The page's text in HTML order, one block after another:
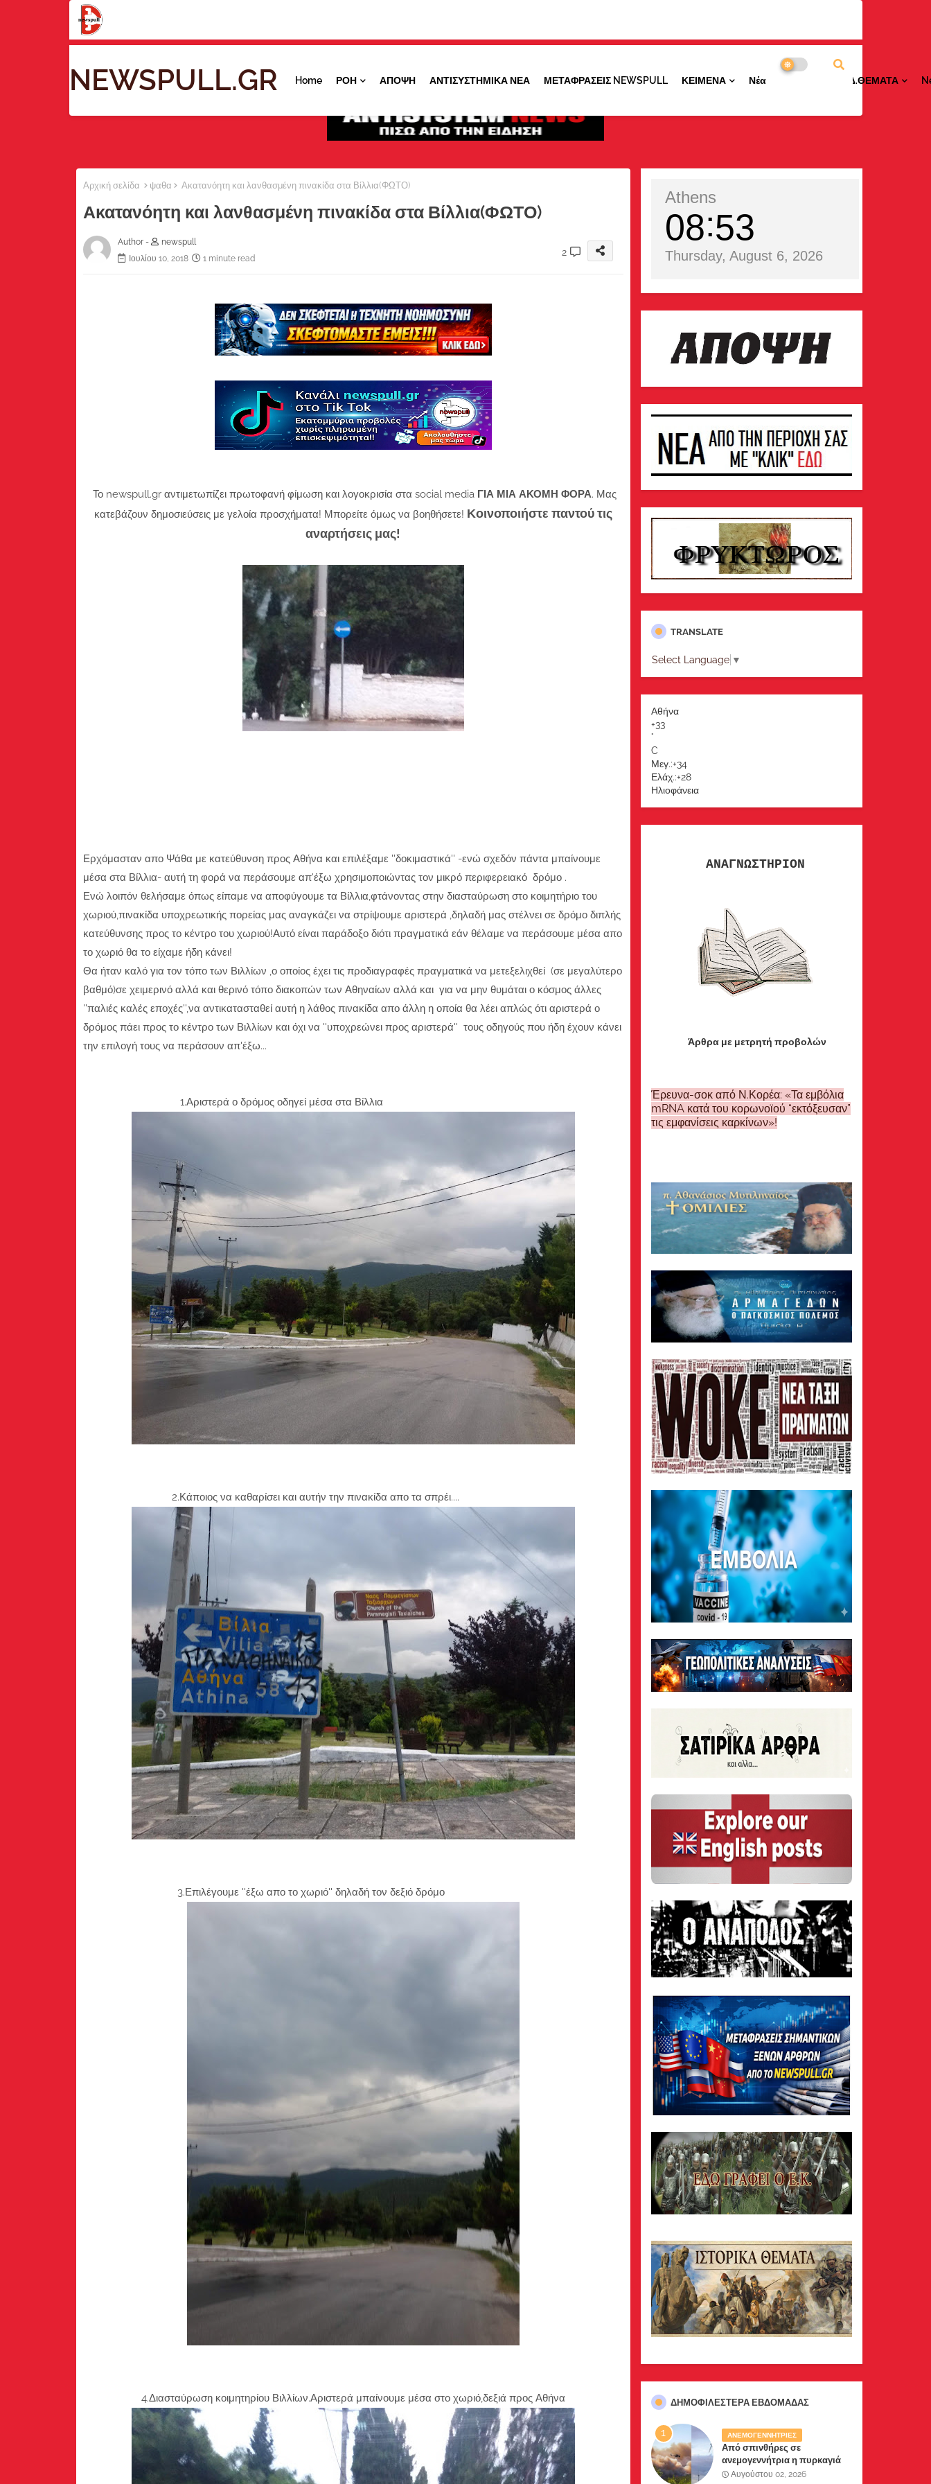
NEWSPULL.GR Home ΡΟΗ ΑΠΟΨΗ ΑΝΤΙΣΥΣΤΗΜΙΚΑ ΝΕΑ ΜΕΤΑΦΡΑΣΕΙΣ NEWSPULL ΚΕΙΜΕΝΑ ΝέαΠΕΡΙΟΧΩΝ ΕΙΔ.ΘΕΜΑΤΑ
Αρχική σελίδα ψαθα Ακατανόητη και λανθασμένη πινακίδα στα Βίλλια(ΦΩΤΟ)
Ακατανόητη και λανθασμένη πινακίδα στα Βίλλια(ΦΩΤΟ)
Author -
newspull
Ιουλίου 10, 2018
1 minute read
2
Το newspull.gr αντιμετωπίζει πρωτοφανή φίμωση και λογοκρισία στα social media ΓΙΑ ΜΙΑ ΑΚΟΜΗ ΦΟΡΑ. Μας
κατεβάζουν δημοσιεύσεις με γελοία προσχήματα! Μπορείτε όμως να βοηθήσετε! Κοινοποιήστε παντού τις
αναρτήσεις μας!
Ερχόμασταν απο Ψάθα με κατεύθυνση προς Αθήνα και επιλέξαμε ''δοκιμαστικά'' -ενώ σχεδόν πάντα μπαίνουμε
μέσα στα Βίλλια- αυτή τη φορά να περάσουμε απ'έξω χρησιμοποιώντας τον μικρό περιφερειακό δρόμο .
Ενώ λοιπόν θελήσαμε όπως είπαμε να αποφύγουμε τα Βίλλια,φτάνοντας στην διασταύρωση στο κοιμητήριο του
χωριού,πινακίδα υποχρεωτικής πορείας μας αναγκάζει να στρίψουμε αριστερά ,δηλαδή μας στέλνει σε δρόμο διπλής
κατεύθυνσης προς το κέντρο του χωριού!Αυτό είναι παράδοξο διότι πραγματικά εάν θέλαμε να περάσουμε μέσα απο
το χωριό θα το είχαμε ήδη κάνει!
Θα ήταν καλό για τον τόπο των Βιλλίων ,ο οποίος έχει τις προδιαγραφές πραγματικά να μετεξελιχθεί (σε μεγαλύτερο
βαθμό)σε χειμερινό αλλά και θερινό τόπο διακοπών των Αθηναίων αλλά και για να μην θυμάται ο κόσμος άλλες
''παλιές καλές εποχές'',να αντικατασταθεί αυτή η λάθος πινακίδα απο άλλη η οποία θα λέει απλώς ότι αριστερά ο
δρόμος πάει προς το κέντρο των Βιλλίων και όχι να ''υποχρεώνει προς αριστερά'' τους οδηγούς που ήδη έχουν κάνει
την επιλογή τους να περάσουν απ'έξω...
1.Αριστερά ο δρόμος οδηγεί μέσα στα Βίλλια
2.Κάποιος να καθαρίσει και αυτήν την πινακίδα απο τα σπρέι....
3.Επιλέγουμε ''έξω απο το χωριό'' δηλαδή τον δεξιό δρόμο
4.Διασταύρωση κοιμητηρίου Βιλλίων.Αριστερά μπαίνουμε μέσα στο χωριό,δεξιά προς Αθήνα
Athens
08 53
Thursday, August 6, 2026
TRANSLATE
Select Language ▼
Αθήνα
+33
°
C
Μεγ.:+34
Ελάχ.:+28
Ηλιοφάνεια
ΑΝΑΓΝΩΣΤΗΡΙΟΝ
Άρθρα με μετρητή προβολών
Έρευνα-σοκ από Ν.Κορέα: «Τα εμβόλια
mRNA κατά του κορωνοϊού “εκτόξευσαν”
τις εμφανίσεις καρκίνων»!
ΔΗΜΟΦΙΛΈΣΤΕΡΑ ΕΒΔΟΜΆΔΑΣ
ΑΝΕΜΟΓΕΝΝΗΤΡΙΕΣ
Από σπινθήρες σε
ανεμογεννήτρια η πυρκαγιά
σε Βοιωτία-Αττική .Δύο
Αυγούστου 02, 2026
λαμβάνετε ειδοποιήσεις για σημαντικά θέματά